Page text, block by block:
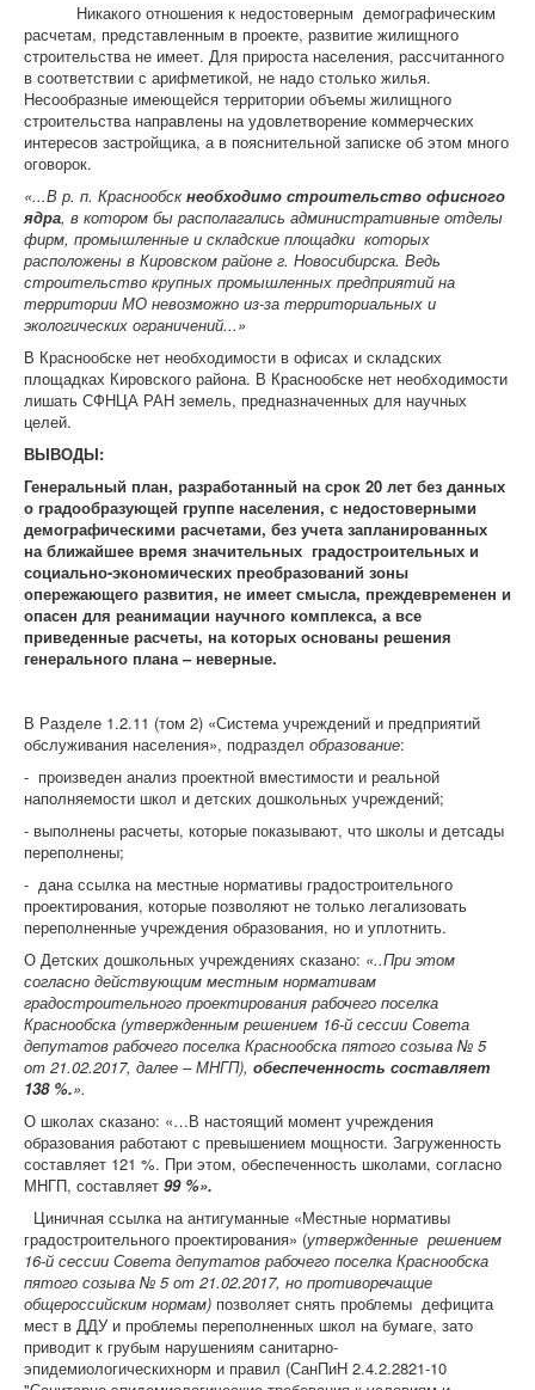
Никакого отношения к недостоверным демографическим
расчетам, представленным в проекте, развитие жилищного
строительства не имеет. Для прироста населения, рассчитанного
в соответствии с арифметикой, не надо столько жилья.
Несообразные имеющейся территории объемы жилищного
строительства направлены на удовлетворение коммерческих
интересов застройщика, а в пояснительной записке об этом много
оговорок.
«...В р. п. Краснообскнеобходимо строительство офисного
ядра, в котором бы располагались административные отделы
фирм, промышленные и складские площадки которых
расположены в Кировском районе г. Новосибирска. Ведь
строительство крупных промышленных предприятий на
территории МО невозможно из-за территориальных и
экологических ограничений...»
В Краснообске нет необходимости в офисах и складских
площадках Кировского района. В Краснообске нет необходимости
лишать СФНЦА РАН земель, предназначенных для научных
целей.
ВЫВОДЫ:
Генеральный план, разработанный на срок 20 лет без данных
о градообразующей группе населения, с недостоверными
демографическими расчетами, без учета запланированных
на ближайшее время значительных градостроительных и
социально-экономических преобразований зоны
опережающего развития, не имеет смысла, преждевременен и
опасен для реанимации научного комплекса, а все
приведенные расчеты, на которых основаны решения
генерального плана – неверные.
В Разделе 1.2.11 (том 2) «Система учреждений и предприятий
обслуживания населения», подраздел образование:
- произведен анализ проектной вместимости и реальной
наполняемости школ и детских дошкольных учреждений;
- выполнены расчеты, которые показывают, что школы и детсады
переполнены;
- дана ссылка на местные нормативы градостроительного
проектирования, которые позволяют не только легализовать
переполненные учреждения образования, но и уплотнить.
О Детских дошкольных учреждениях сказано: «..При этом
согласно действующим местным нормативам
градостроительного проектирования рабочего поселка
Краснообска (утвержденным решением 16-й сессии Совета
депутатов рабочего поселка Краснообска пятого созыва № 5
от 21.02.2017, далее – МНГП), обеспеченность составляет
138 %.».
О школах сказано: «…В настоящий момент учреждения
образования работают с превышением мощности. Загруженность
составляет 121 %. При этом, обеспеченность школами, согласно
МНГП, составляет 99 %».
Циничная ссылка на антигуманные «Местные нормативы
градостроительного проектирования» (утвержденные решением
16-й сессии Совета депутатов рабочего поселка Краснообска
пятого созыва № 5 от 21.02.2017, но противоречащие
общероссийским нормам) позволяет снять проблемы дефицита
мест в ДДУ и проблемы переполненных школ на бумаге, зато
приводит к грубым нарушениям санитарно-
эпидемиологическихнорм и правил (СанПиН 2.4.2.2821-10